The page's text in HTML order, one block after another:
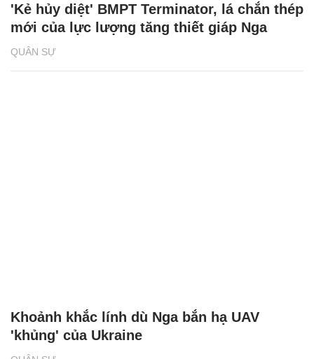
QUÂN SỰ
'Kẻ hủy diệt' BMPT Terminator, lá chắn thép
mới của lực lượng tăng thiết giáp Nga
Khoảnh khắc lính dù Nga bắn hạ UAV
'khủng' của Ukraine